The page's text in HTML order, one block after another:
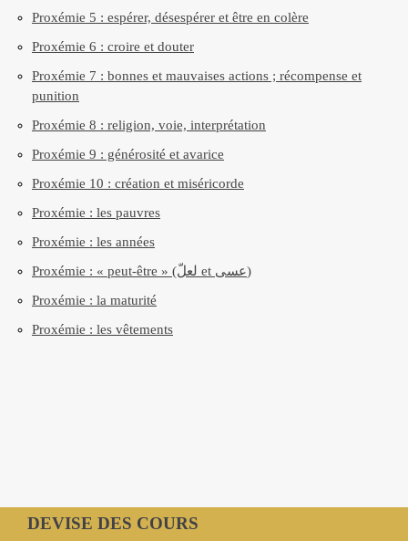
Proxémie 5 : espérer, désespérer et être en colère
Proxémie 6 : croire et douter
Proxémie 7 : bonnes et mauvaises actions ; récompense et
punition
Proxémie 8 : religion, voie, interprétation
Proxémie 9 : générosité et avarice
Proxémie 10 : création et miséricorde
Proxémie : les pauvres
Proxémie : les années
Proxémie : « peut-être » (لعلّ et عسى)
Proxémie : la maturité
Proxémie : les vêtements
DEVISE DES COURS